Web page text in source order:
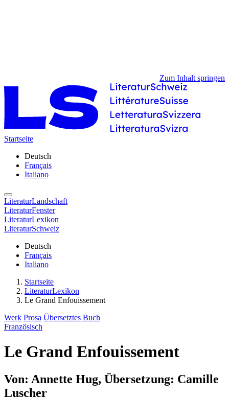
Zum Inhalt springen
Startseite
Deutsch
Français
Italiano
LiteraturLandschaft
LiteraturFenster
LiteraturLexikon
LiteraturSchweiz
Deutsch
Français
Italiano
Startseite
LiteraturLexikon
Le Grand Enfouissement
Werk Prosa Übersetztes Buch
Französisch
Le Grand Enfouissement
Von: Annette Hug, Übersetzung: Camille
Luscher